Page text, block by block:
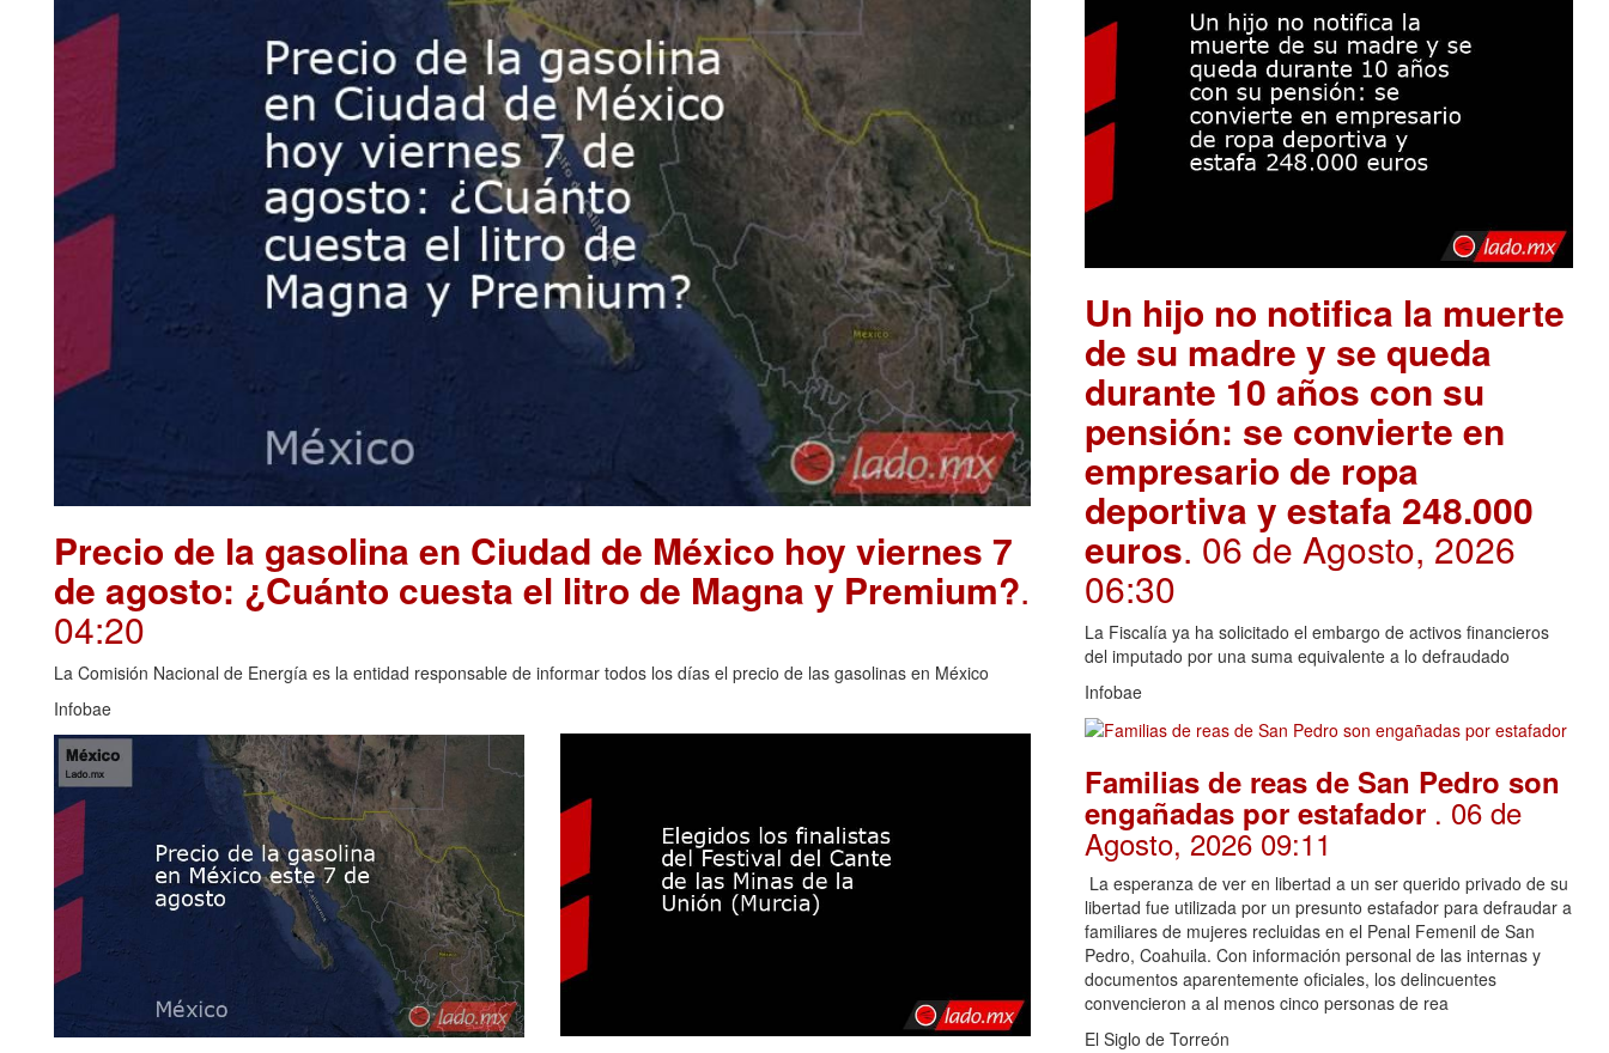
Precio de la gasolina en Ciudad de México hoy viernes 7
de agosto: ¿Cuánto cuesta el litro de Magna y Premium?.
04:20
La Comisión Nacional de Energía es la entidad responsable de informar todos los días el precio de las gasolinas en México
Infobae
Un hijo no notifica la muerte
de su madre y se queda
durante 10 años con su
pensión: se convierte en
empresario de ropa
deportiva y estafa 248.000
euros. 06 de Agosto, 2026
06:30
La Fiscalía ya ha solicitado el embargo de activos financieros
del imputado por una suma equivalente a lo defraudado
Infobae
Familias de reas de San Pedro son
engañadas por estafador . 06 de
Agosto, 2026 09:11
La esperanza de ver en libertad a un ser querido privado de su
libertad fue utilizada por un presunto estafador para defraudar a
familiares de mujeres recluidas en el Penal Femenil de San
Pedro, Coahuila. Con información personal de las internas y
documentos aparentemente oficiales, los delincuentes
convencieron a al menos cinco personas de rea
El Siglo de Torreón